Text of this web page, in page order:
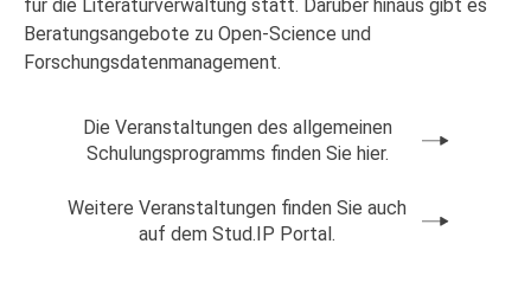
für die Literaturverwaltung statt. Darüber hinaus gibt es
Beratungsangebote zu Open-Science und
Forschungsdatenmanagement.
Die Veranstaltungen des allgemeinen
Schulungsprogramms finden Sie hier.
Weitere Veranstaltungen finden Sie auch
auf dem Stud.IP Portal.